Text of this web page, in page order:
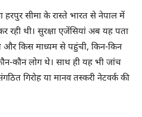
हरपुर सीमा के रास्ते भारत से नेपाल में
रही थी। सुरक्षा एजेंसियां अब यह पता
किस माध्यम से पहुंची, किन-किन
कौन लोग थे। साथ ही यह भी जांच
गिरोह या मानव तस्करी नेटवर्क की